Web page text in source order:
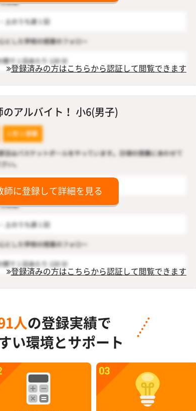
登録済みの方はこちらから認証して閲覧できます
アルバイト！ 小6(男子)
師に登録して詳細を見る
登録済みの方はこちらから認証して閲覧できます
人 の登録実績で
い環境とサポート
03